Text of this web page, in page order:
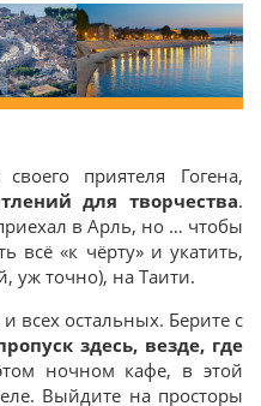
приятеля Гогена,
для творчества.
в Арль, но … чтобы
всё «к чёрту» и укатить,
уж точно), на Таити.
всех остальных. Берите с
здесь, везде, где
ночном кафе, в этой
Выйдите на просторы